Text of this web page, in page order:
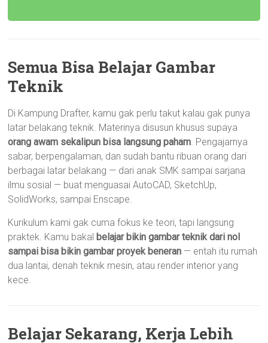
Semua Bisa Belajar Gambar
Teknik
Di Kampung Drafter, kamu gak perlu takut kalau gak punya
latar belakang teknik. Materinya disusun khusus supaya
orang awam sekalipun bisa langsung paham . Pengajarnya
sabar, berpengalaman, dan sudah bantu ribuan orang dari
berbagai latar belakang — dari anak SMK sampai sarjana
ilmu sosial — buat menguasai AutoCAD, SketchUp,
SolidWorks, sampai Enscape.
Kurikulum kami gak cuma fokus ke teori, tapi langsung
praktek. Kamu bakal belajar bikin gambar teknik dari nol
sampai bisa bikin gambar proyek beneran — entah itu rumah
dua lantai, denah teknik mesin, atau render interior yang
kece.
Belajar Sekarang, Kerja Lebih